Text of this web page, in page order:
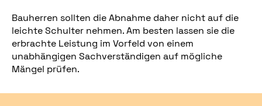
Bauherren sollten die Abnahme daher nicht auf die
leichte Schulter nehmen. Am besten lassen sie die
erbrachte Leistung im Vorfeld von einem
unabhängigen Sachverständigen auf mögliche
Mängel prüfen.